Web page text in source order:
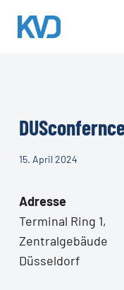
15. April 2024
Adresse
Terminal Ring 1,
Zentralgebäude
Düsseldorf